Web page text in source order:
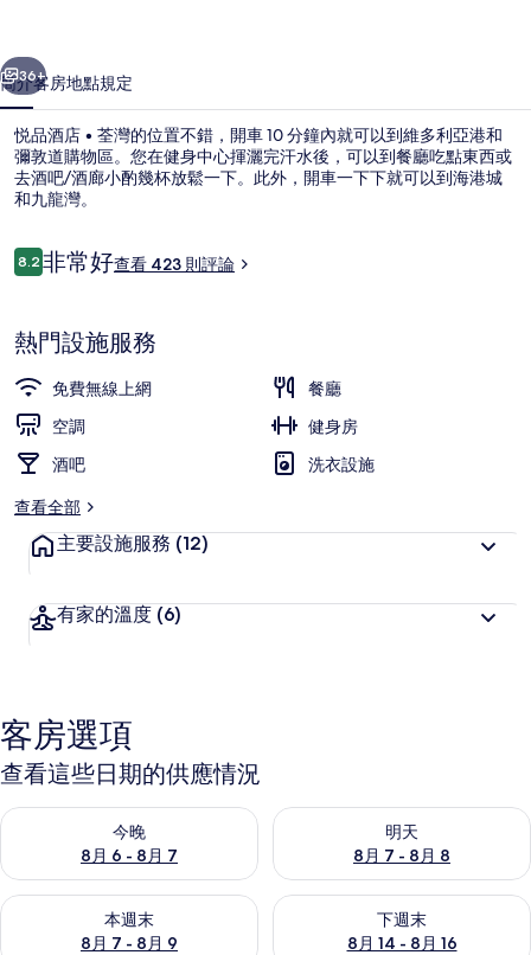
的
相
片
集
個 下一個
36+
簡介客房地點規定
悦品酒店 • 荃灣的位置不錯，開車 10 分鐘內就可以到維多利亞港和
彌敦道購物區。您在健身中心揮灑完汗水後，可以到餐廳吃點東西或
去酒吧/酒廊小酌幾杯放鬆一下。此外，開車一下下就可以到海港城
和九龍灣。
評
論
8.28.2 分，滿分 10 分，
非常好查看 423 則評論
熱門設施服務
免費無線上網
餐廳
空調
健身房
酒吧
洗衣設施
查看全部
主要設施服務 (12)
有家的溫度 (6)
客房選項
查看這些日期的供應情況
今晚
8月 6 - 8月 7
查看今晚 (8月 6 - 8月 7) 的供應情況
明天
8月 7 - 8月 8
查看明天 (8月 7 - 8月 8) 的供
本週末
8月 7 - 8月 9
查看本週末 (8月 7 - 8月 9) 的供應情況
下週末
8月 14 - 8月 16
查看下週末 (8月 14 - 8月 16)